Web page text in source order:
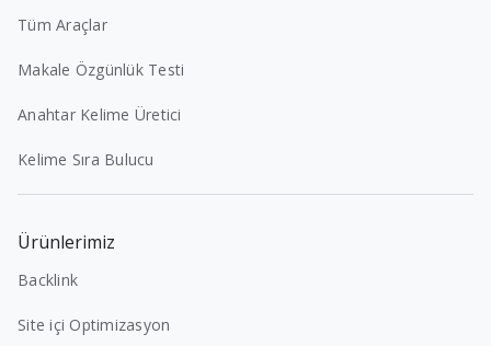
Tüm Araçlar
Makale Özgünlük Testi
Anahtar Kelime Üretici
Kelime Sıra Bulucu
Ürünlerimiz
Backlink
Site içi Optimizasyon